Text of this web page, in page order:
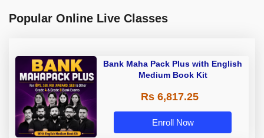
Popular Online Live Classes
Bank Maha Pack Plus with English
Medium Book Kit
Rs 6,817.25
Enroll Now